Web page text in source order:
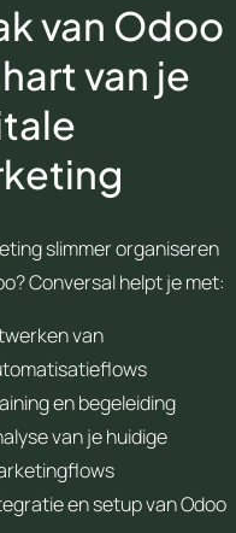
van Odoo
van je
slimmer organiseren
Conversal helpt je met:
van
en begeleiding
van je huidige
en setup van Odoo